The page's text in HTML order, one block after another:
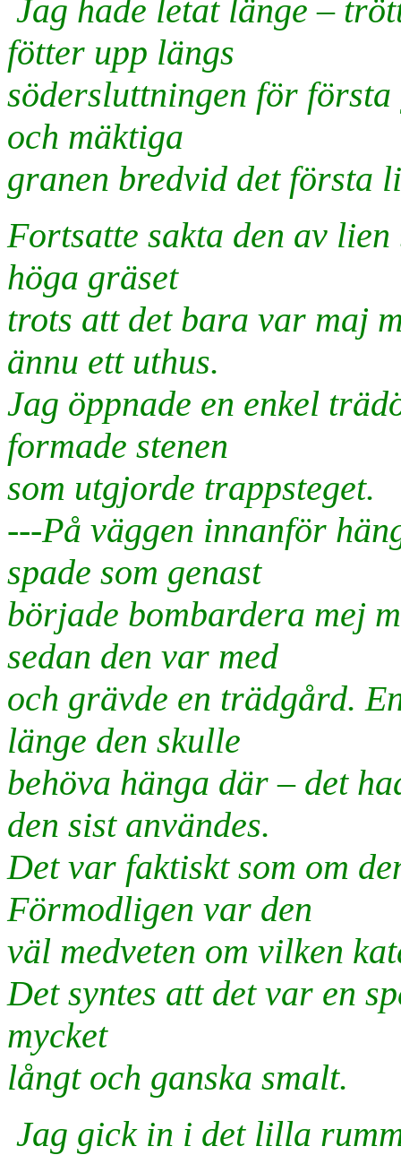
Jag hade letat länge –
fötter upp längs
södersluttningen för första
och mäktiga
granen bredvid det första
Fortsatte sakta den av
höga gräset
trots att det bara var maj
ännu ett uthus.
Jag öppnade en enkel
formade stenen
som utgjorde trappsteget.
---På väggen innanför
spade som genast
började bombardera mej
sedan den var med
och grävde en trädgård.
länge den skulle
behöva hänga där – det
den sist användes.
Det var faktiskt som om
Förmodligen var den
väl medveten om vilken
Det syntes att det var en
mycket
långt och ganska smalt.
Jag gick in i det lilla